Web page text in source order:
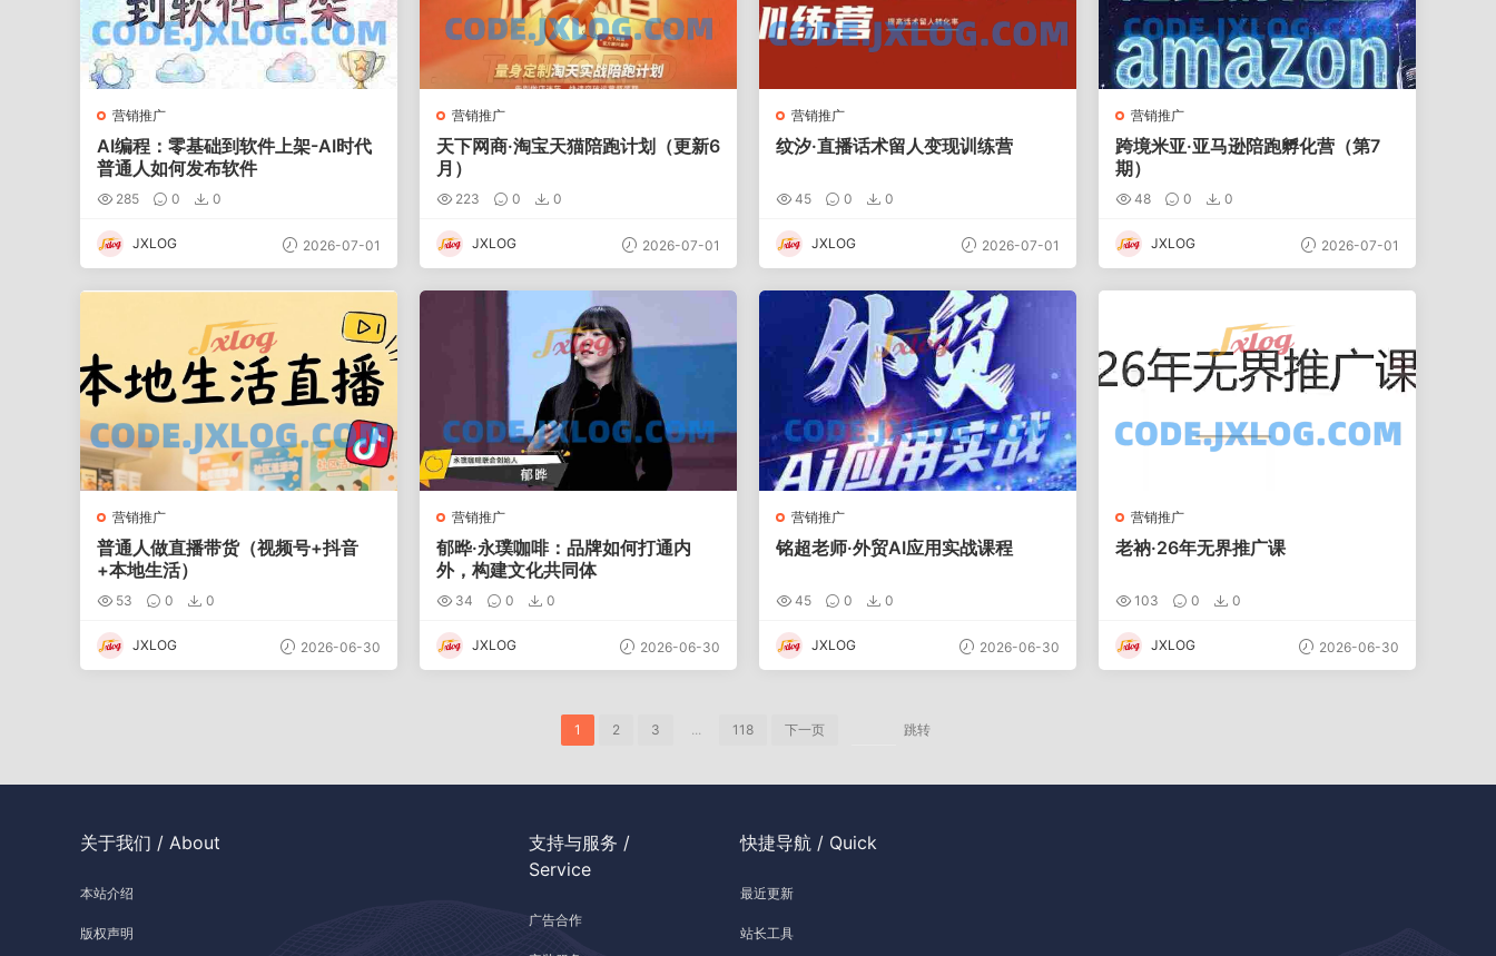
营销推广
AI编程：零基础到软件上架-AI时代
普通人如何发布软件
285 0 0
JXLOG 2026-07-01
营销推广
天下网商·淘宝天猫陪跑计划（更新6
月）
223 0 0
JXLOG 2026-07-01
营销推广
纹汐·直播话术留人变现训练营
45 0 0
JXLOG 2026-07-01
营销推广
跨境米亚·亚马逊陪跑孵化营（第7
期）
48 0 0
JXLOG 2026-07-01
营销推广
普通人做直播带货（视频号+抖音
+本地生活）
53 0 0
JXLOG 2026-06-30
营销推广
郁晔·永璞咖啡：品牌如何打通内
外，构建文化共同体
34 0 0
JXLOG 2026-06-30
营销推广
铭超老师·外贸AI应用实战课程
45 0 0
JXLOG 2026-06-30
营销推广
老衲·26年无界推广课
103 0 0
JXLOG 2026-06-30
1 2 3 ... 118 下一页 跳转
关于我们 / About
本站介绍
版权声明
支持与服务 /
Service
广告合作
快捷导航 / Quick
最近更新
站长工具